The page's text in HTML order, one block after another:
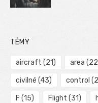
TÉMY
aircraft (21) area
civilné (43) control
F (15) Flight (31)